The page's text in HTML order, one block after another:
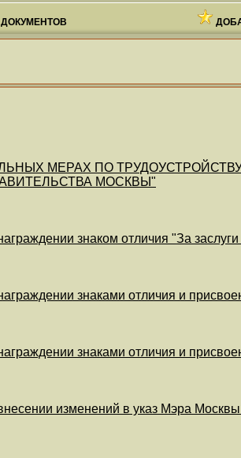
МЕРАХ ПО
МОСКВЫ"
знаком отличия "За
знаками отличия и
знаками отличия и
изменений в указ Мэра